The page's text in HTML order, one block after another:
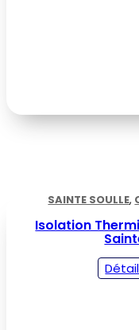
SAINTE SOULLE,
Isolation